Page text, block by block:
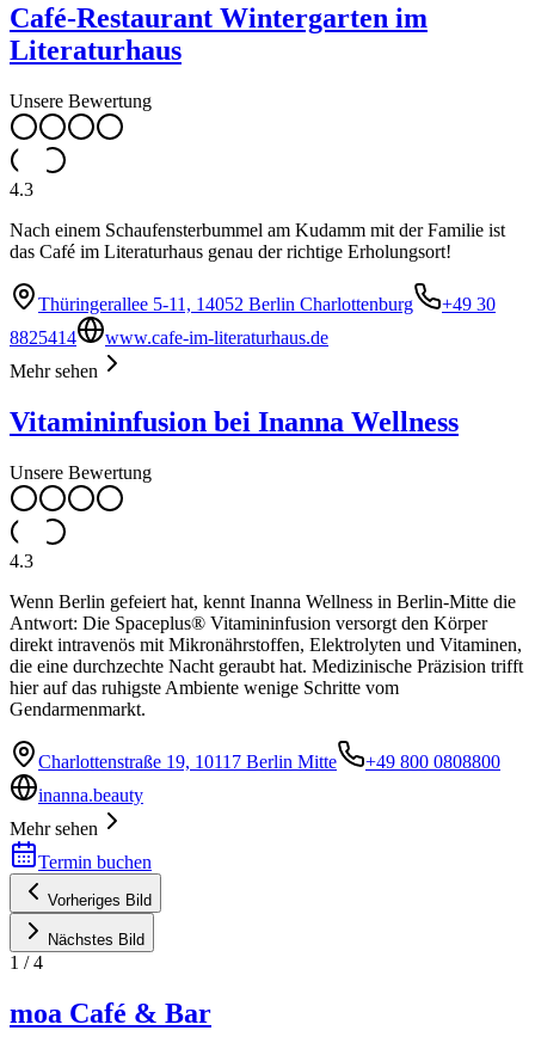
Café-Restaurant Wintergarten im
Literaturhaus
Unsere Bewertung
4.3
Nach einem Schaufensterbummel am Kudamm mit der Familie ist
das Café im Literaturhaus genau der richtige Erholungsort!
Thüringerallee 5-11, 14052 Berlin Charlottenburg
+49 30
8825414
www.cafe-im-literaturhaus.de
Mehr sehen
Vitamininfusion bei Inanna Wellness
Unsere Bewertung
4.3
Wenn Berlin gefeiert hat, kennt Inanna Wellness in Berlin-Mitte die
Antwort: Die Spaceplus® Vitamininfusion versorgt den Körper
direkt intravenös mit Mikronährstoffen, Elektrolyten und Vitaminen,
die eine durchzechte Nacht geraubt hat. Medizinische Präzision trifft
hier auf das ruhigste Ambiente wenige Schritte vom
Gendarmenmarkt.
Charlottenstraße 19, 10117 Berlin Mitte
+49 800 0808800
inanna.beauty
Mehr sehen
Termin buchen
Vorheriges Bild
Nächstes Bild
1 /4
moa Café & Bar